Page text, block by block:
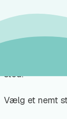
første ture.
Hvis du kan
sted.
Vælg et nemt